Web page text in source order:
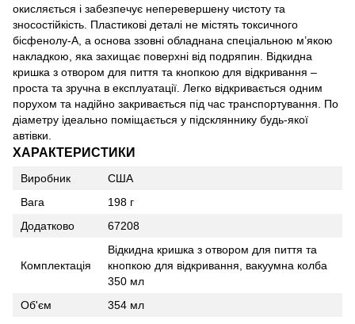
окисляється і забезпечує неперевершену чистоту та
зносостійкість. Пластикові деталі не містять токсичного
бісфенолу-А, а основа ззовні обладнана спеціальною м’якою
накладкою, яка захищає поверхні від подряпин. Відкидна
кришка з отвором для пиття та кнопкою для відкривання –
проста та зручна в експлуатації. Легко відкривається одним
порухом та надійно закривається під час транспортування. По
діаметру ідеально поміщається у підскляннику будь-якої
автівки.
ХАРАКТЕРИСТИКИ
Виробник
США
Вага
198 г
Додатково
67208
Комплектація
Відкидна кришка з отвором для пиття та
кнопкою для відкривання, вакуумна колба
350 мл
Об'єм
354 мл